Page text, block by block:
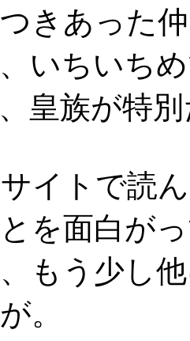
きあった
いちいち
皇族が特
イトで読
を面白が
もう少し
。